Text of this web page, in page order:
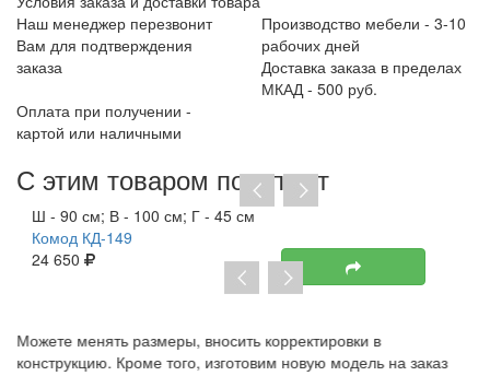
Наш менеджер перезвонит
Вам для подтверждения
заказа
Производство мебели - 3-10
рабочих дней
Доставка заказа в пределах
МКАД - 500 руб.
Оплата при получении -
картой или наличными
С этим товаром покупают
Ш - 90 см; В - 100 см; Г - 45 см
Комод КД-149
24 650
Можете менять размеры, вносить корректировки в
конструкцию. Кроме того, изготовим новую модель на заказ